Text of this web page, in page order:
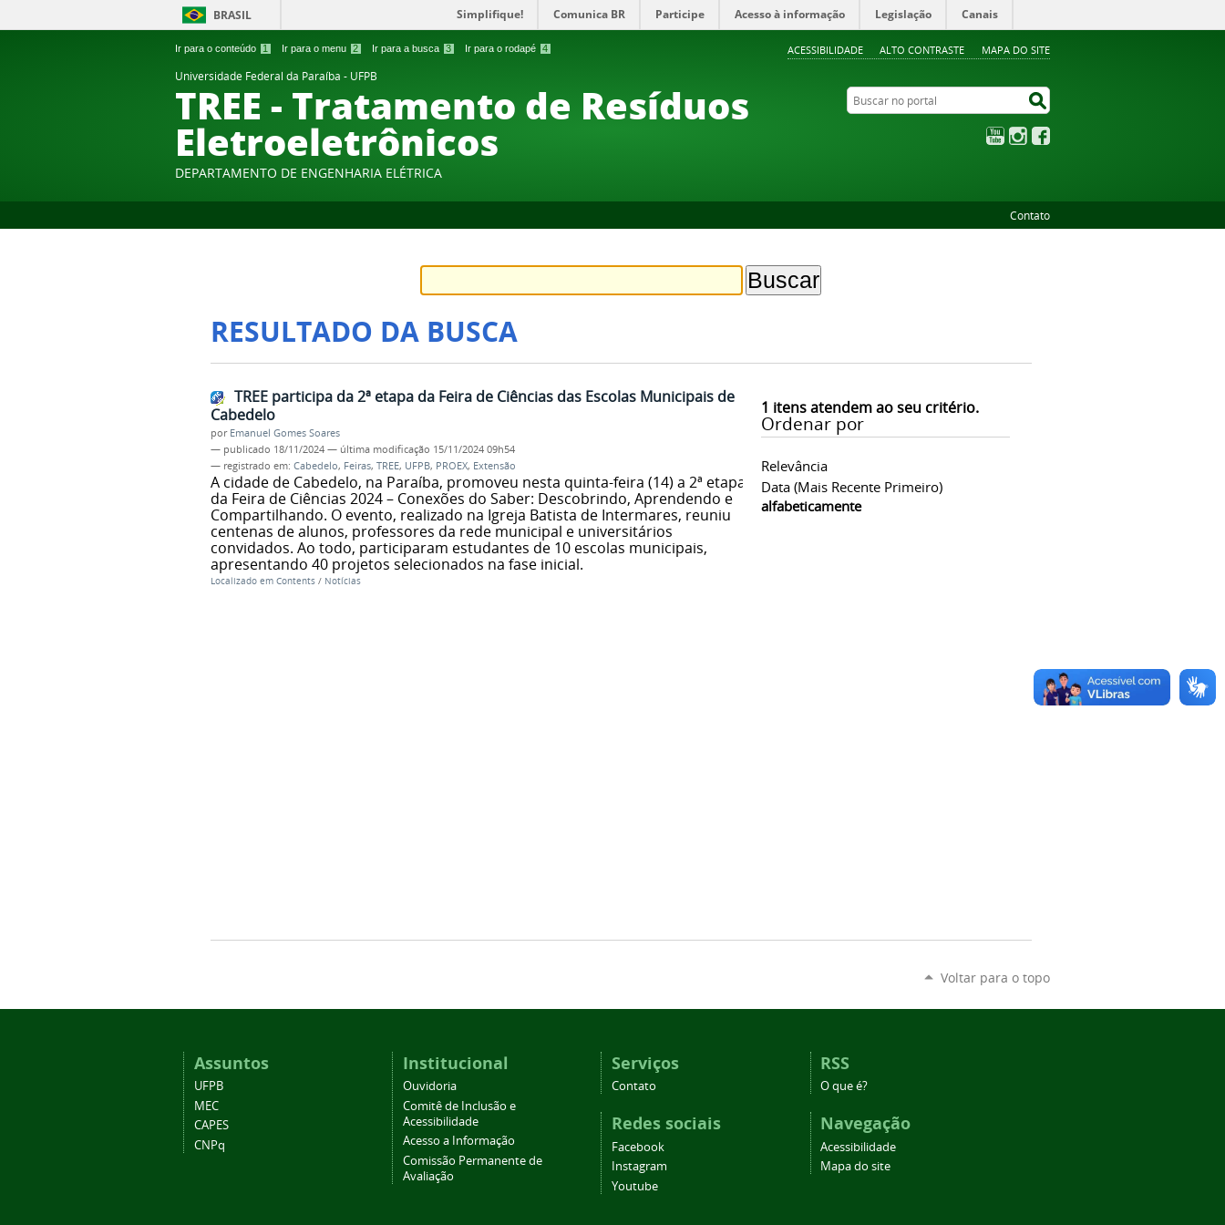
Ir para o conteúdo 1 Ir para o menu 2 Ir para a busca 3 Ir para o rodapé 4 ACESSIBILIDADE ALTO CONTRASTE MAPA DO SITE
BRASIL Simplifique! Comunica BR Participe Acesso à informação Legislação Canais
Universidade Federal da Paraíba - UFPB
TREE - Tratamento de Resíduos
Eletroeletrônicos
DEPARTAMENTO DE ENGENHARIA ELÉTRICA
Buscar no portal
YouTubeInstagram
Contato
RESULTADO DA BUSCA
1 itens atendem ao seu critério.
Ordenar por
Relevância
Data (mais Recente Primeiro)
alfabeticamente
TREE participa da 2ª etapa da Feira de Ciências das Escolas Municipais de
Cabedelo
por Emanuel Gomes Soares
— publicado 18/11/2024 — última modificação 15/11/2024 09h54
— registrado em: Cabedelo, Feiras, TREE, UFPB, PROEX, Extensão
A cidade de Cabedelo, na Paraíba, promoveu nesta quinta-feira (14) a 2ª etapa
da Feira de Ciências 2024 – Conexões do Saber: Descobrindo, Aprendendo e
Compartilhando. O evento, realizado na Igreja Batista de Intermares, reuniu
centenas de alunos, professores da rede municipal e universitários
convidados. Ao todo, participaram estudantes de 10 escolas municipais,
apresentando 40 projetos selecionados na fase inicial.
Localizado em Contents / Notícias
Voltar para o topo
Assuntos
UFPB
MEC
CAPES
CNPq
Institucional
Ouvidoria
Comitê de Inclusão e
Acessibilidade
Acesso a Informação
Comissão Permanente de
Avaliação
Serviços
Contato
Redes sociais
Facebook
Instagram
Youtube
RSS
O que é?
Navegação
Acessibilidade
Mapa do site